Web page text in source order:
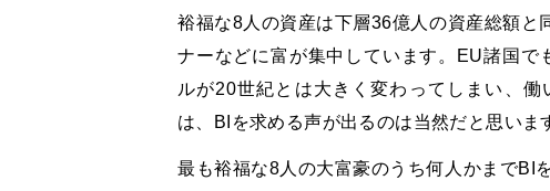
裕福な8人の資産は下層36億人の資産総額と
ナーなどに富が集中しています。EU諸国
ルが20世紀とは大きく変わってしまい、
は、BIを求める声が出るのは当然だと思いま
最も裕福な8人の大富豪のうち何人かまでBI